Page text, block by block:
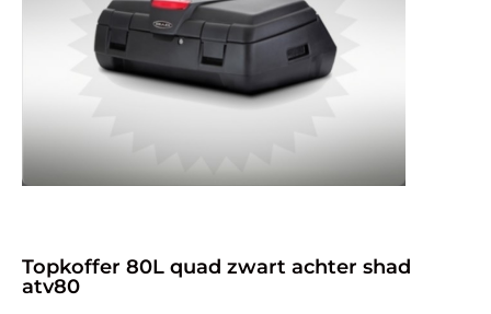
Topkoffer 80L quad zwart achter shad
atv80